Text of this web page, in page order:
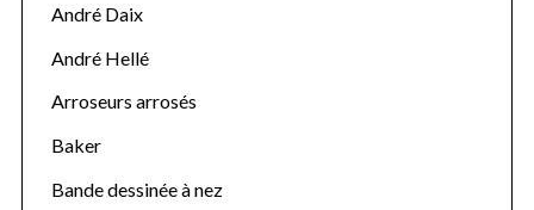
André Daix
André Hellé
Arroseurs arrosés
Baker
Bande dessinée à nez